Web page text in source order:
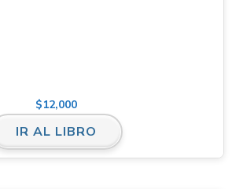
$12,000
IR AL LIBRO